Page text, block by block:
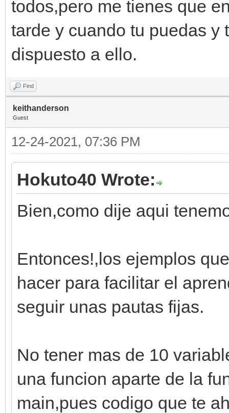
todos,pero me tienes que
tarde y cuando tu puedas y
dispuesto a ello.
Find
keithanderson
Guest
12-24-2021, 07:36 PM
Hokuto40 Wrote:
Bien,como dije aqui
Entonces!,los ejemplos
hacer para facilitar el
seguir unas pautas fijas.
No tener mas de 10
una funcion aparte de la
main,pues codigo que te